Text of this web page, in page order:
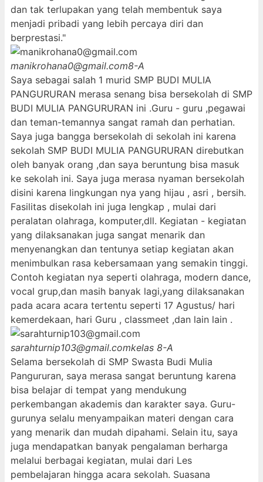
dan tak terlupakan yang telah membentuk saya
menjadi pribadi yang lebih percaya diri dan
berprestasi."
manikrohana0@gmail.com8-A
Saya sebagai salah 1 murid SMP BUDI MULIA
PANGURURAN merasa senang bisa bersekolah di SMP
BUDI MULIA PANGURURAN ini .Guru - guru ,pegawai
dan teman-temannya sangat ramah dan perhatian.
Saya juga bangga bersekolah di sekolah ini karena
sekolah SMP BUDI MULIA PANGURURAN direbutkan
oleh banyak orang ,dan saya beruntung bisa masuk
ke sekolah ini. Saya juga merasa nyaman bersekolah
disini karena lingkungan nya yang hijau , asri , bersih.
Fasilitas disekolah ini juga lengkap , mulai dari
peralatan olahraga, komputer,dll. Kegiatan - kegiatan
yang dilaksanakan juga sangat menarik dan
menyenangkan dan tentunya setiap kegiatan akan
menimbulkan rasa kebersamaan yang semakin tinggi.
Contoh kegiatan nya seperti olahraga, modern dance,
vocal grup,dan masih banyak lagi,yang dilaksanakan
pada acara acara tertentu seperti 17 Agustus/ hari
kemerdekaan, hari Guru , classmeet ,dan lain lain .
sarahturnip103@gmail.comkelas 8-A
Selama bersekolah di SMP Swasta Budi Mulia
Pangururan, saya merasa sangat beruntung karena
bisa belajar di tempat yang mendukung
perkembangan akademis dan karakter saya. Guru-
gurunya selalu menyampaikan materi dengan cara
yang menarik dan mudah dipahami. Selain itu, saya
juga mendapatkan banyak pengalaman berharga
melalui berbagai kegiatan, mulai dari Les
pembelajaran hingga acara sekolah. Suasana